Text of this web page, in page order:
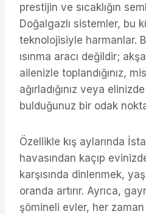
prestijin ve sıcaklığın
Doğalgazlı sistemler, bu
teknolojisiyle harmanlar.
ısınma aracı değildir;
ailenizle toplandığınız,
ağırladığınız veya
bulduğunuz bir odak
Özellikle kış aylarında
havasından kaçıp
karşısında dinlenmek,
oranda artırır. Ayrıca,
şömineli evler, her zaman